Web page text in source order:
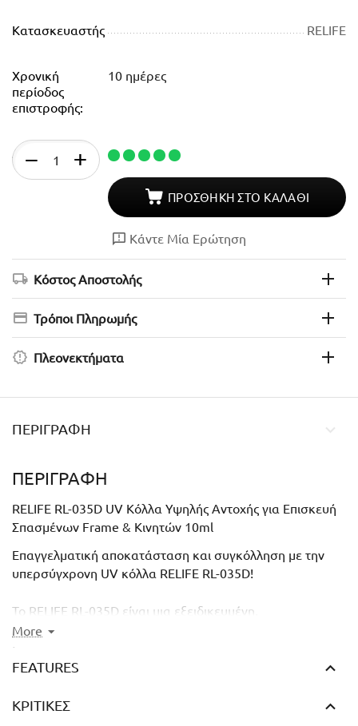
Κατασκευαστής RELIFE
Χρονική
περίοδος
επιστροφής:
10 ημέρες
+
−
Απόθεμα
ΠΡΟΣΘΉΚΗ ΣΤΟ ΚΑΛΆΘΙ
Κάντε Μία Ερώτηση
Κόστος Αποστολής
Τρόποι Πληρωμής
Πλεονεκτήματα
ΠΕΡΙΓΡΑΦΉ
ΠΕΡΙΓΡΑΦΉ
RELIFE RL-035D UV Κόλλα Υψηλής Αντοχής για Επισκευή
Σπασμένων Frame & Κινητών 10ml
Επαγγελματική αποκατάσταση και συγκόλληση με την
υπερσύγχρονη UV κόλλα RELIFE RL-035D!
Το RELIFE RL-035D είναι μια εξειδικευμένη,
φωτοπολυμεριζόμενη κόλλα (UV Glue) σε σύριγγα
σχεδιασμένη αποκλειστικά για την επισκευή σπασμένων
μεσαίων πλαισίων (middle frames), στεφανών κάμερας
smartphone και tablet.
More
FEATURES
ΚΡΙΤΙΚΈΣ